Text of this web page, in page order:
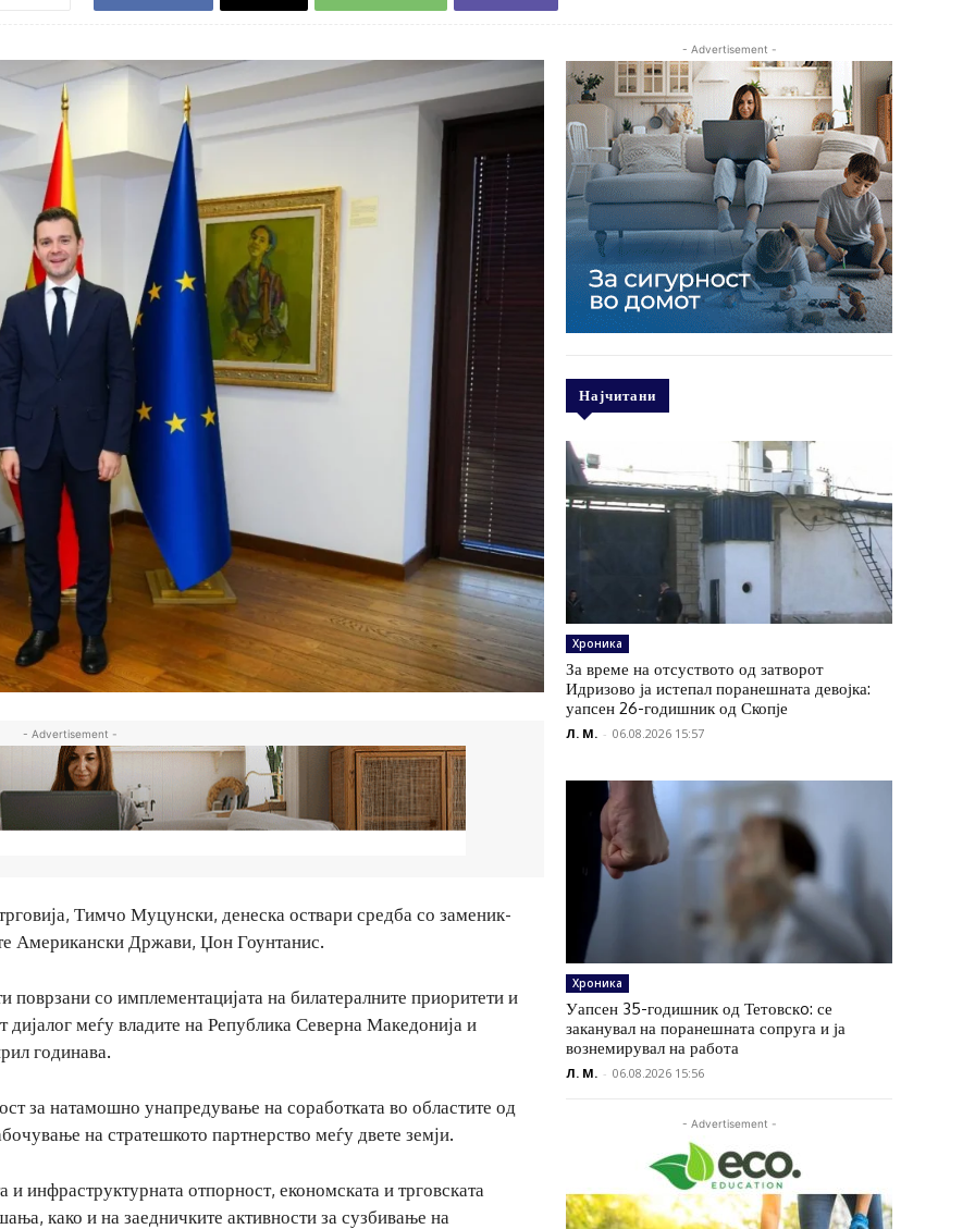
- Advertisement -
Тимчо Муцунски, денеска оствари средба со заменик-
Американски Држави, Џон Гоунтанис.
поврзани со имплементацијата на билатералните приоритети и
меѓу владите на Република Северна Македонија и
годинава.
за натамошно унапредување на соработката во областите од
на стратешкото партнерство меѓу двете земји.
инфраструктурната отпорност, економската и трговската
како и на заедничките активности за сузбивање на
- Advertisement -
Најчитани
Хроника
За време на отсуството од затворот
Идризово ја истепал поранешната девојка:
уапсен 26-годишник од Скопје
Л. М. - 06.08.2026 15:57
Хроника
Уапсен 35-годишник од Тетовскo: се
заканувал на поранешната сопруга и ја
вознемирувал на работа
Л. М. - 06.08.2026 15:56
- Advertisement -